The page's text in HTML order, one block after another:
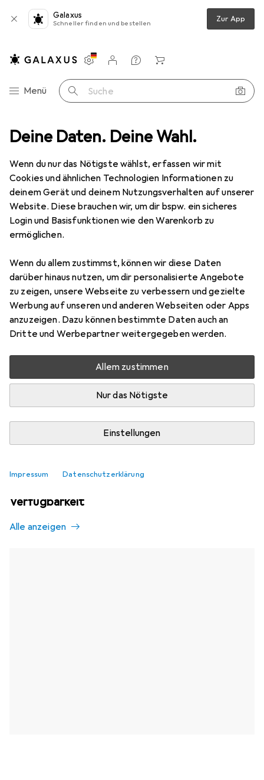
Deine Daten. Deine Wahl.
Wenn du nur das Nötigste wählst, erfassen wir mit
Cookies und ähnlichen Technologien Informationen zu
deinem Gerät und deinem Nutzungsverhalten auf unserer
Website. Diese brauchen wir, um dir bspw. ein sicheres
Login und Basisfunktionen wie den Warenkorb zu
ermöglichen.
Wenn du allem zustimmst, können wir diese Daten
darüber hinaus nutzen, um dir personalisierte Angebote
zu zeigen, unsere Webseite zu verbessern und gezielte
Werbung auf unseren und anderen Webseiten oder Apps
anzuzeigen. Dazu können bestimmte Daten auch an
Dritte und Werbepartner weitergegeben werden.
Allem zustimmen
Nur das Nötigste
Einstellungen
Impressum Datenschutzerklärung
Galaxus
Schneller finden und bestellen Zur App
Navigation nach Kategorien
Menü Suche
Einstellungen
Kundenkonto
Vergleichslisten
Merklisten
Warenkorb
Etikettendrucker Citizen Cl-E321 Etikettendrucker Black
8 Bilder
CitizenCl-E321 Etikettendrucker Black
203 dpi
1
Bewertungen
Aktuell nicht lieferbar
Benachrichtigen, wenn lieferbar
Vergleichen Merken
Verfügbarkeit
Alle anzeigen